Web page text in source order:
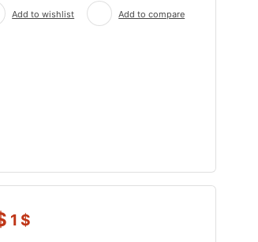
Add to wishlist Add to compare
1 $